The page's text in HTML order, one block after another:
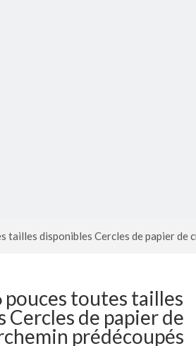
tailles disponibles Cercles de papier de
pouces toutes tailles
Cercles de papier de
prédécoupés